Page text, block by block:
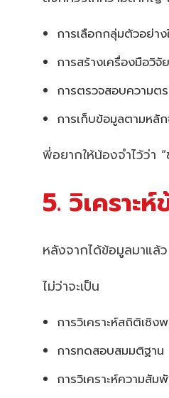
การเลือกกลุ่มตัวอย่าง
การสร้างเครื่องมือวิ
การตรวจสอบความต
การเก็บข้อมูลตามหลั
พี่อยากให้น้องจำไว้ว่า
5. วิเคราะ
หลังจากได้ข้อมูลมาแล้
ไม่ว่าจะเป็น
การวิเคราะห์สถิติเชิง
การทดสอบสมมติฐาน
การวิเคราะห์ความสัม